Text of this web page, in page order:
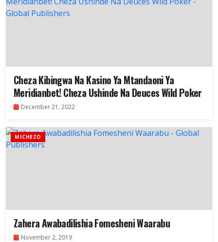
Cheza Kibingwa Na Kasino Ya Mtandaoni Ya
Meridianbet! Cheza Ushinde Na Deuces Wild Poker
December 21, 2022
MICHEZO
Zahera Awabadilishia Fomesheni Waarabu
November 2, 2019